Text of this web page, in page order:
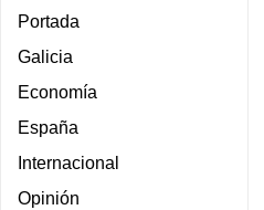
Portada
Galicia
Economía
España
Internacional
Opinión